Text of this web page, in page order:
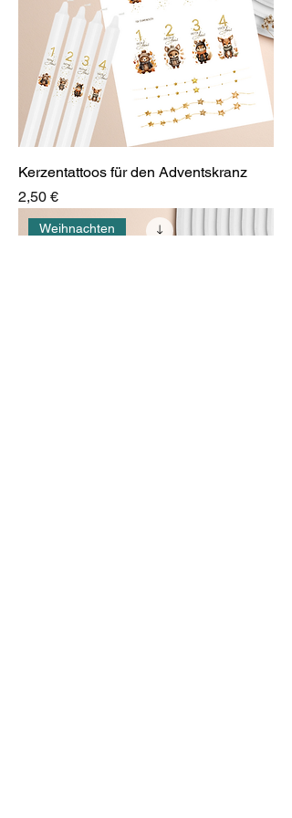
Kerzentattoos für den Adventskranz
Preis
2,50 €
Weihnachten